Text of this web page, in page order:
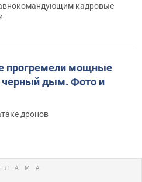
кадровые
прогремели мощные
черный дым. Фото и
дронов